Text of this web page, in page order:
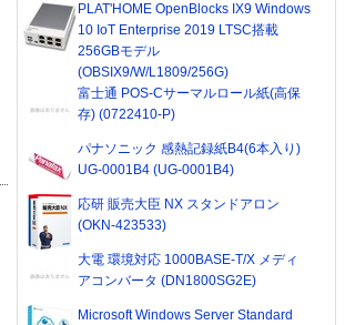
PLAT'HOME OpenBlocks IX9 Windows
10 IoT Enterprise 2019 LTSC搭載
256GBモデル
(OBSIX9/W/L1809/256G)
富士通 POS-Cサーマルロール紙(高保
存) (0722410-P)
パナソニック 感熱記録紙B4(6本入り)
UG-0001B4 (UG-0001B4)
応研 販売大臣 NX スタンドアロン
(OKN-423533)
大電 環境対応 1000BASE-T/X メディ
アコンバータ (DN1800SG2E)
Microsoft Windows Server Standard